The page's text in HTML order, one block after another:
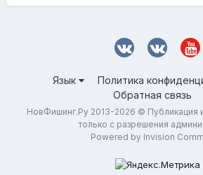
Язык
Политика
Обратная связь
НовФишинг.Ру 2013-2026 © Публикация
только с разрешения
Powered by Invision